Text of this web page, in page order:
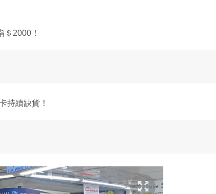
＄2000！
持續缺貨！